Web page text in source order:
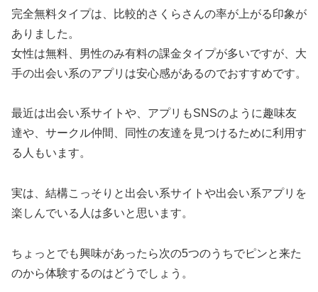
完全無料タイプは、比較的さくらさんの率が上がる印象が
ありました。
女性は無料、男性のみ有料の課金タイプが多いですが、大
手の出会い系のアプリは安心感があるのでおすすめです。
最近は出会い系サイトや、アプリもSNSのように趣味友
達や、サークル仲間、同性の友達を見つけるために利用す
る人もいます。
実は、結構こっそりと出会い系サイトや出会い系アプリを
楽しんでいる人は多いと思います。
ちょっとでも興味があったら次の5つのうちでピンと来た
のから体験するのはどうでしょう。